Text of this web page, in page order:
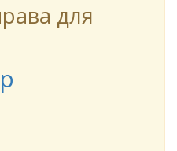
для
p